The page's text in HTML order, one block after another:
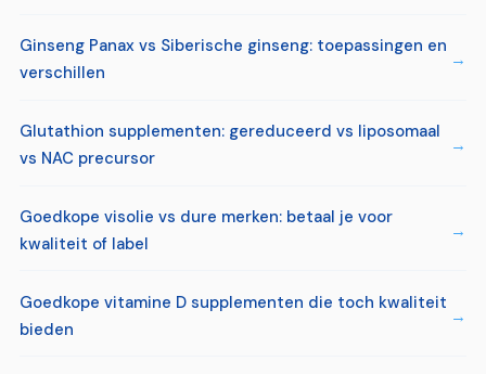
Ginseng Panax vs Siberische ginseng: toepassingen en
verschillen
Glutathion supplementen: gereduceerd vs liposomaal
vs NAC precursor
Goedkope visolie vs dure merken: betaal je voor
kwaliteit of label
Goedkope vitamine D supplementen die toch kwaliteit
bieden